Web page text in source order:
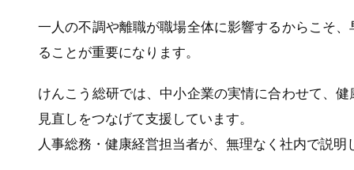
一人の不調や離職が職場全体に影響するからこそ
ることが重要になります。
けんこう総研では、中小企業の実情に合わせて、
見直しをつなげて支援しています。
人事総務・健康経営担当者が、無理なく社内で説